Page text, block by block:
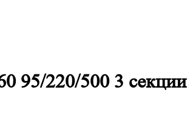
95/220/500 3 секции